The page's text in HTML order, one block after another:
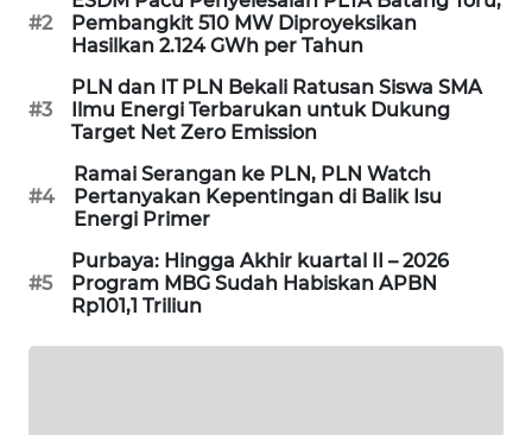
#2
Pembangkit 510 MW Diproyeksikan
Hasilkan 2.124 GWh per Tahun
#3
PLN dan IT PLN Bekali Ratusan Siswa SMA
Ilmu Energi Terbarukan untuk Dukung
Target Net Zero Emission
#4
Ramai Serangan ke PLN, PLN Watch
Pertanyakan Kepentingan di Balik Isu
Energi Primer
#5
Purbaya: Hingga Akhir kuartal II – 2026
Program MBG Sudah Habiskan APBN
Rp101,1 Triliun
KOPEKLIN
PORTAL
KONSUMEN
FORWAMKI
FORJASIDA